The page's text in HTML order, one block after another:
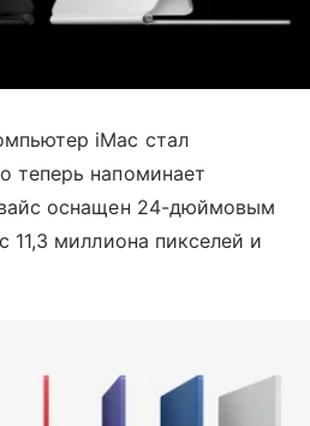
iMac стал
теперь напоминает
оснащен 24-дюймовым
11,3 миллиона пикселей и